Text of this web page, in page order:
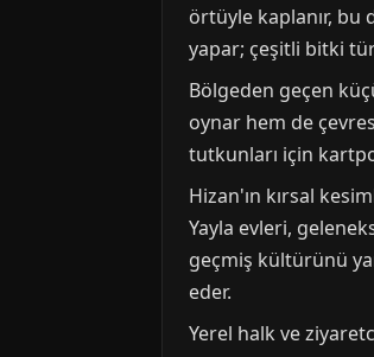
örtüyle kaplanır, bu
yapar; çeşitli bitki
Bölgeden geçen
oynar hem de
tutkunları için
Hizan'ın kırsal
Yayla evleri,
geçmiş kültürünü
eder.
Yerel halk ve